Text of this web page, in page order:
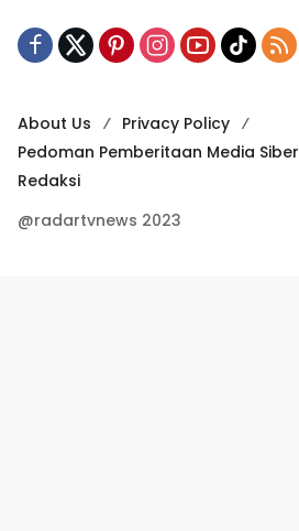
About Us
Privacy Policy
Pedoman Pemberitaan Media Siber
Redaksi
@radartvnews 2023